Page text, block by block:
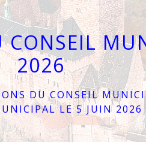
CONSEIL
2026
DU CONSEIL
LE 5 JUIN 2026